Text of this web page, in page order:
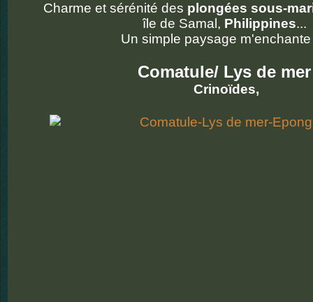
Charme et sérénité des plongées sous-
île de Samal, Philippines...
Un simple paysage m'enchante
Comatule/ Lys de mer
Crinoïdes,